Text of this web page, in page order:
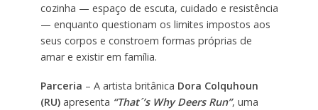
cozinha — espaço de escuta, cuidado e resistência
— enquanto questionam os limites impostos aos
seus corpos e constroem formas próprias de
amar e existir em família.
Parceria – A artista britânica Dora Colquhoun
(RU) apresenta “That´’s Why Deers Run”, uma